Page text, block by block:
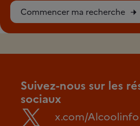
Commencer ma recherche
Suivez-nous sur les
sociaux
x.com/Alcoolinfo